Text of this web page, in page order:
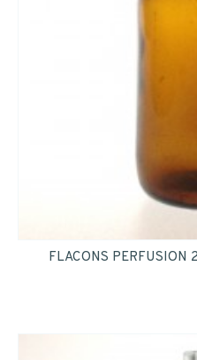
FLACONS PERFUSION